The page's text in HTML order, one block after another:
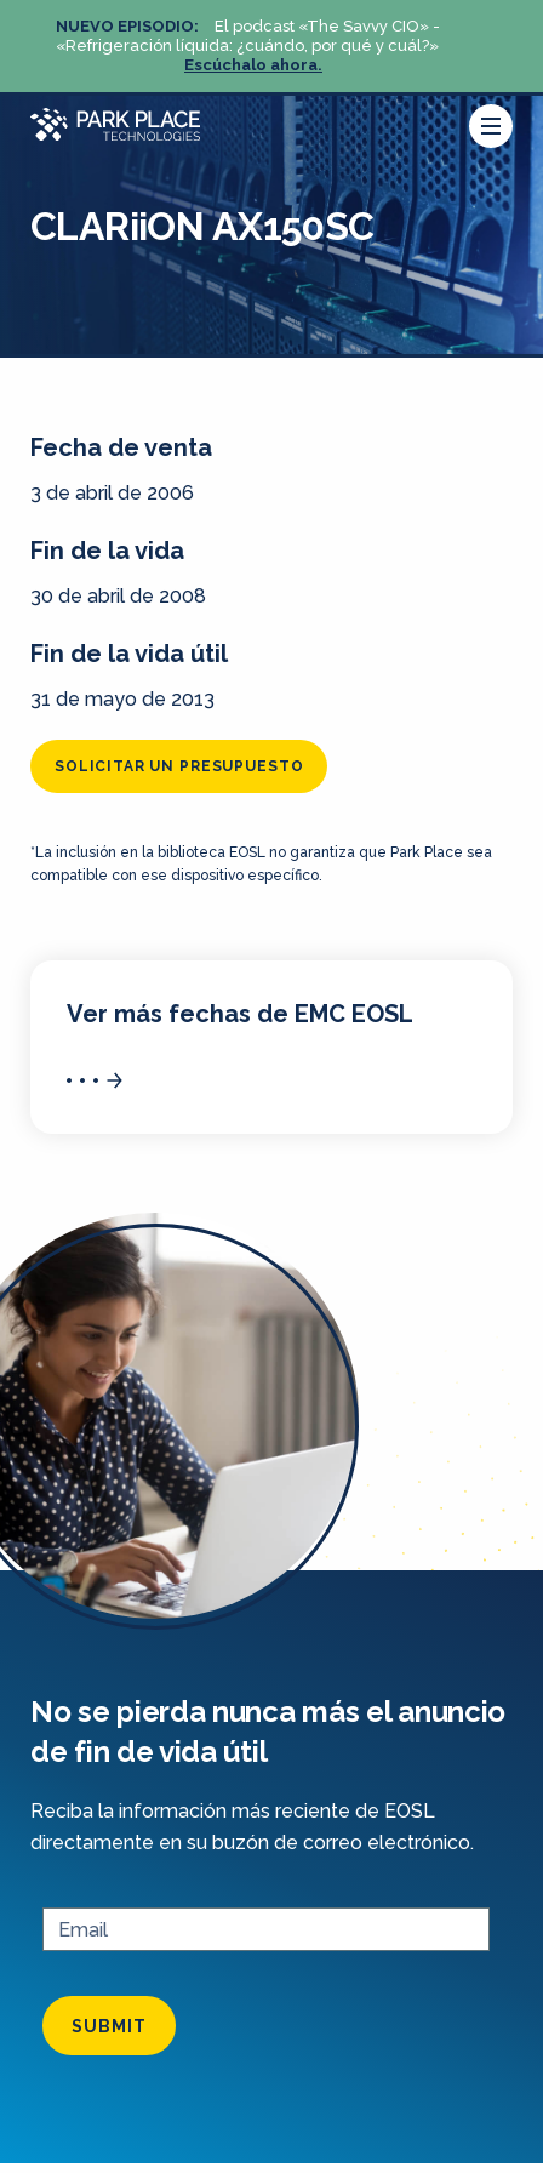
NUEVO EPISODIO:
El podcast «The Savvy CIO» -
«Refrigeración líquida: ¿cuándo, por qué y cuál?»
Escúchalo ahora.
CLARiiON AX150SC
Fecha de venta
3 de abril de 2006
Fin de la vida
30 de abril de 2008
Fin de la vida útil
31 de mayo de 2013
SOLICITAR UN PRESUPUESTO
*La inclusión en la biblioteca EOSL no garantiza que Park Place sea
compatible con ese dispositivo específico.
Ver más fechas de EMC EOSL
No se pierda nunca más el anuncio
de fin de vida útil
Reciba la información más reciente de EOSL
directamente en su buzón de correo electrónico.
SUBMIT